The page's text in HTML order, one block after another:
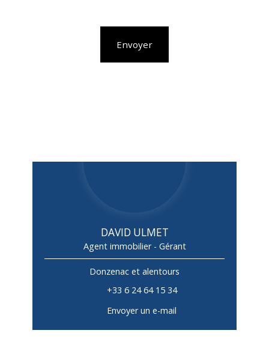
Envoyer
DAVID ULMET
Agent immobilier - Gérant
Donzenac et alentours
+33 6 24 64 15 34
Envoyer un e-mail